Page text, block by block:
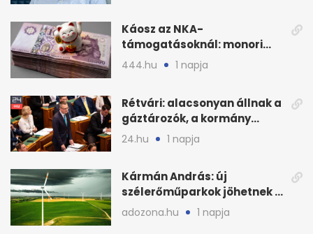
Káosz az NKA-
támogatásoknál: monori
civilek elszámolásai és
444.hu 1 napja
Rétvári: alacsonyan állnak a
gáztározók, a kormány
válságról válságra jut
24.hu 1 napja
Kármán András: új
szélerőműparkok jöhetnek a
kormányülés döntése
adozona.hu 1 napja